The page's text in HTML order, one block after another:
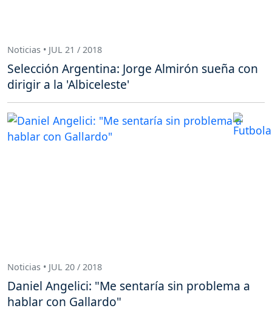
Noticias • JUL 21 / 2018
Selección Argentina: Jorge Almirón sueña con
dirigir a la 'Albiceleste'
Noticias • JUL 20 / 2018
Daniel Angelici: "Me sentaría sin problema a
hablar con Gallardo"